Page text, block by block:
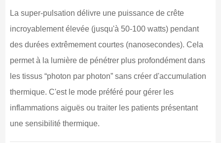
La super-pulsation délivre une puissance de crête
incroyablement élevée (jusqu'à 50-100 watts) pendant
des durées extrêmement courtes (nanosecondes). Cela
permet à la lumière de pénétrer plus profondément dans
les tissus “photon par photon” sans créer d'accumulation
thermique. C'est le mode préféré pour gérer les
inflammations aiguës ou traiter les patients présentant
une sensibilité thermique.